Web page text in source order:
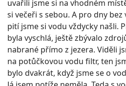
uvařili jsme si na vhodném
si večeři s sebou. A pro dny
pití jsme si vodu vždycky našli.
byla vyschlá, ještě zbývalo
nabrané přímo z jezera. Viděli
na potůčkovou vodu filtr, ten
bylo dvakrát, když jsme se o